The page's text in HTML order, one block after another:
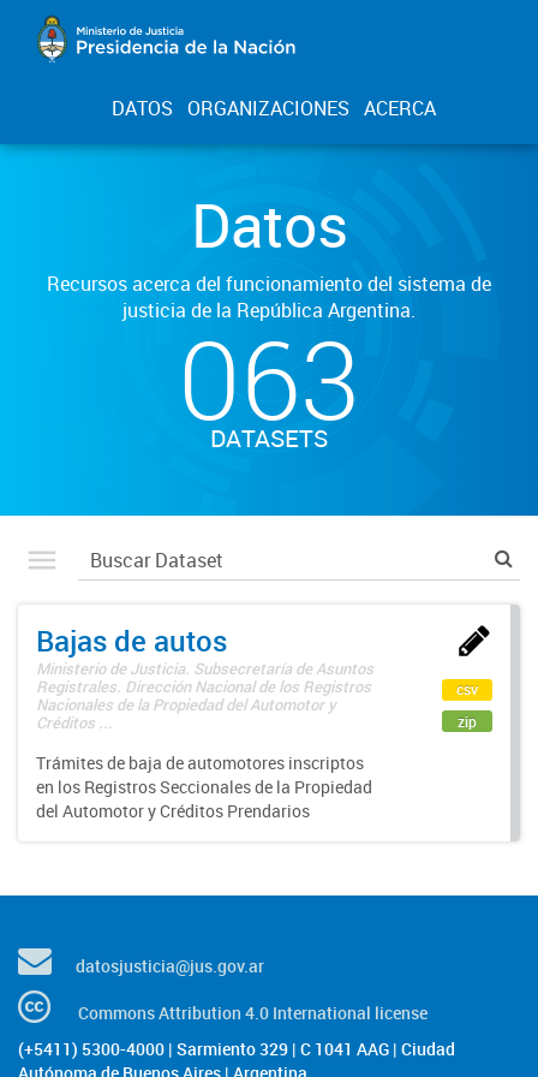
DATOS ORGANIZACIONES ACERCA
Datos
Recursos acerca del funcionamiento del sistema de
justicia de la República Argentina.
063
DATASETS
Bajas de autos
Ministerio de Justicia. Subsecretaría de Asuntos
Registrales. Dirección Nacional de los Registros
Nacionales de la Propiedad del Automotor y
Créditos ...
Trámites de baja de automotores inscriptos
en los Registros Seccionales de la Propiedad
del Automotor y Créditos Prendarios
csv
zip
datosjusticia@jus.gov.ar
Commons Attribution 4.0 International license
(+5411) 5300-4000 | Sarmiento 329 | C 1041 AAG | Ciudad